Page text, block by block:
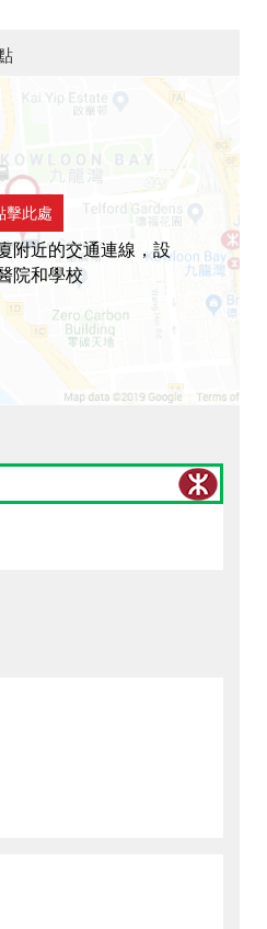
擊此處
附近的交通連線，設
院和學校